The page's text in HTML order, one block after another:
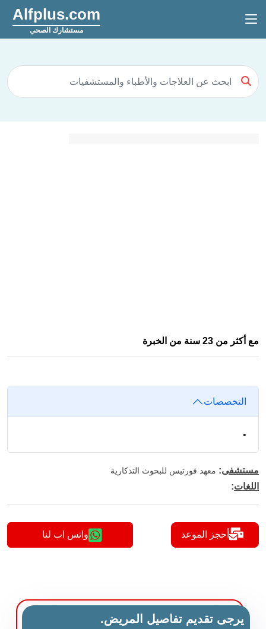
Alfplus.com
مستشارك الصحي
مع أكثر من 23 سنة من الخبرة
التخصصات
•
مستشفى: معهد فورتيس للبحوث التذكارية
اللغات:
أحجز الموعد واتس اب لنا
يرجى تقديم تفاصيل المريض.